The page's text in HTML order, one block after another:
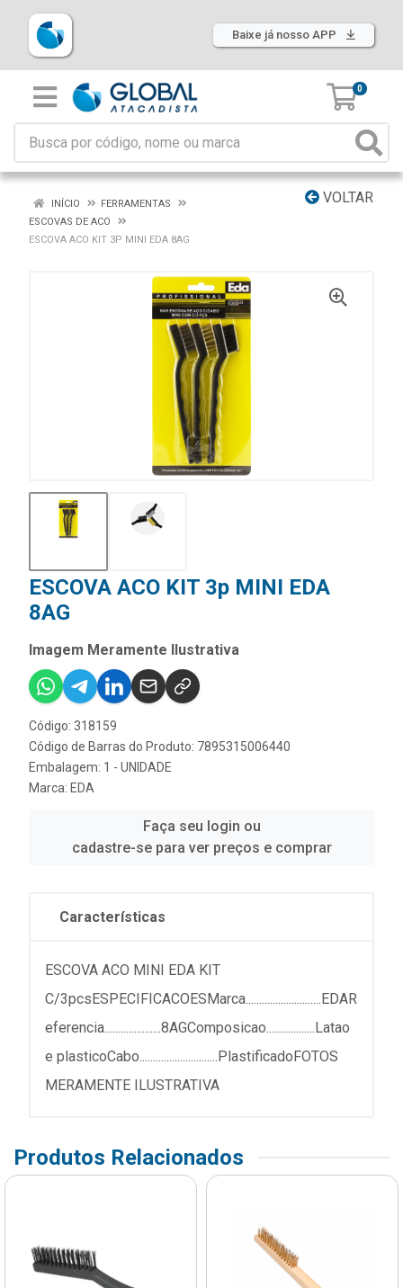
Baixe já nosso APP
0
VOLTAR
INÍCIO
FERRAMENTAS
ESCOVAS DE ACO
ESCOVA ACO KIT 3P MINI EDA 8AG
ESCOVA ACO KIT 3p MINI EDA
8AG
Imagem Meramente Ilustrativa
Código: 318159
Código de Barras do Produto: 7895315006440
Embalagem: 1 - UNIDADE
Marca: EDA
Faça seu login ou
cadastre-se para ver preços e comprar
Características
ESCOVA ACO MINI EDA KIT
C/3pcsESPECIFICACOESMarca............................EDAR
eferencia.....................8AGComposicao..................Latao
e plasticoCabo.............................PlastificadoFOTOS
MERAMENTE ILUSTRATIVA
Produtos Relacionados